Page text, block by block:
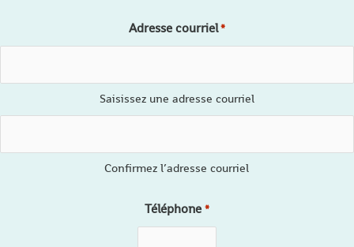
Adresse courriel*
Saisissez une adresse courriel
Confirmez l’adresse courriel
Téléphone *